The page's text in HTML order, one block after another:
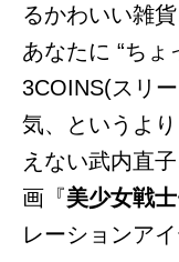
るかわいい雑
あなたに “ちょ
3COINS(スリ
気、というよ
えない武内直
画『美少女戦
レーションア